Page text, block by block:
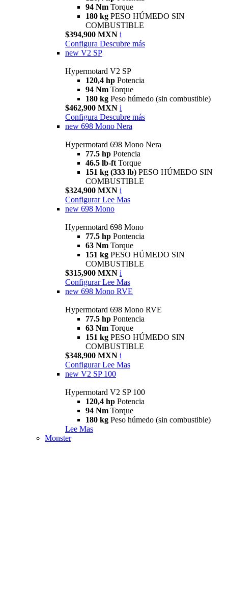
94 Nm Torque
180 kg PESO HÚMEDO SIN
COMBUSTIBLE
$394,900 MXN i
Configura Descubre más
new V2 SP
Hypermotard V2 SP
120,4 hp Potencia
94 Nm Torque
180 kg Peso húmedo (sin combustible)
$462,900 MXN i
Configura Descubre más
new 698 Mono Nera
Hypermotard 698 Mono Nera
77.5 hp Potencia
46.5 lb-ft Torque
151 kg (333 lb) PESO HÚMEDO SIN
COMBUSTIBLE
$324,900 MXN i
Configurar Lee Mas
new 698 Mono
Hypermotard 698 Mono
77.5 hp Pontencia
63 Nm Torque
151 kg PESO HÚMEDO SIN
COMBUSTIBLE
$315,900 MXN i
Configurar Lee Mas
new 698 Mono RVE
Hypermotard 698 Mono RVE
77.5 hp Pontencia
63 Nm Torque
151 kg PESO HÚMEDO SIN
COMBUSTIBLE
$348,900 MXN i
Configurar Lee Mas
new V2 SP 100
Hypermotard V2 SP 100
120,4 hp Potencia
94 Nm Torque
180 kg Peso húmedo (sin combustible)
Lee Mas
Monster